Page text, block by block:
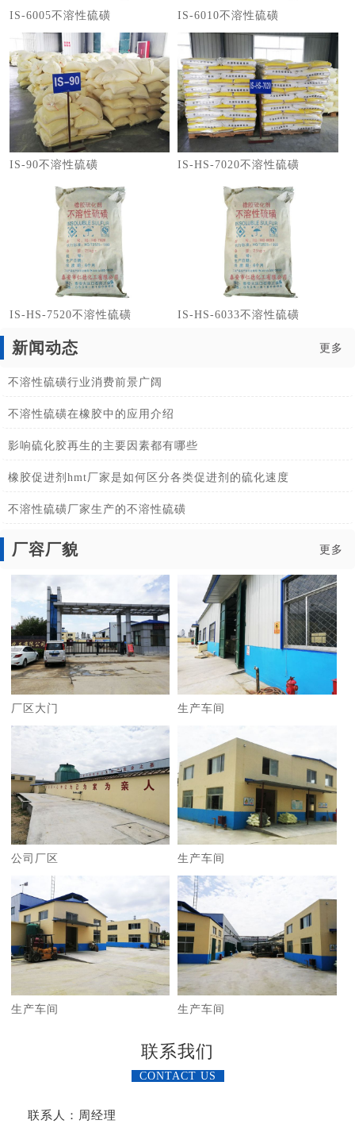
IS-6005不溶性硫磺 IS-6010不溶性硫磺
IS-90不溶性硫磺 IS-HS-7020不溶性硫磺
IS-HS-7520不溶性硫磺 IS-HS-6033不溶性硫磺
新闻动态 更多
不溶性硫磺行业消费前景广阔
不溶性硫磺在橡胶中的应用介绍
影响硫化胶再生的主要因素都有哪些
橡胶促进剂hmt厂家是如何区分各类促进剂的硫化速度
不溶性硫磺厂家生产的不溶性硫磺
厂容厂貌 更多
厂区大门 生产车间
公司厂区 生产车间
生产车间 生产车间
联系我们
CONTACT US
联系人：周经理